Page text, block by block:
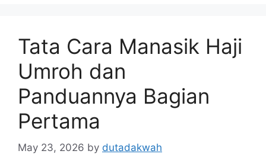
Tata Cara Manasik Haji
Umroh dan
Panduannya Bagian
Pertama
May 23, 2026 by dutadakwah